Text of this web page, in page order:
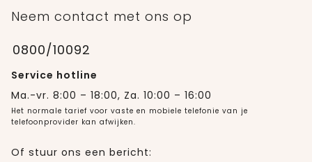
Neem contact met ons op
0800/10092
Service hotline
Ma.-vr. 8:00 – 18:00, Za. 10:00 – 16:00
Het normale tarief voor vaste en mobiele telefonie van je
telefoonprovider kan afwijken.
Of stuur ons een bericht: